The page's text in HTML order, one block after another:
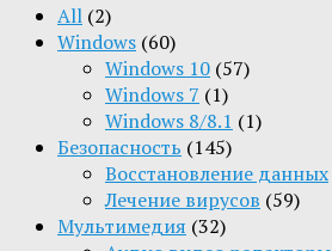
All (2)
Windows (60)
Windows 10 (57)
Windows 7 (1)
Windows 8/8.1 (1)
Безопасность (145)
Восстановление данных
Лечение вирусов (59)
Мультимедия (32)